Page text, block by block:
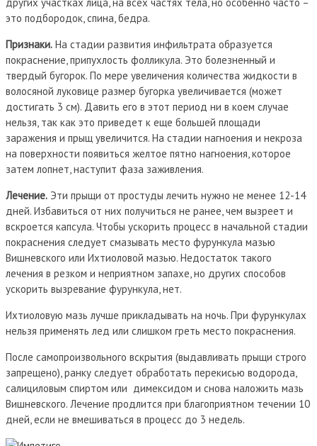
других участках лица, на всех частях тела, но особенно часто –
это подбородок, спина, бедра.
Признаки. На стадии развития инфильтрата образуется
покраснение, припухлость фолликула. Это болезненный и
твердый бугорок. По мере увеличения количества жидкости в
волосяной луковице размер бугорка увеличивается (может
достигать 3 см). Давить его в этот период ни в коем случае
нельзя, так как это приведет к еще большей площади
заражения и прыщ увеличится. На стадии нагноения и некроза
на поверхности появиться желтое пятно нагноения, которое
затем лопнет, наступит фаза заживления.
Лечение. Эти прыщи от простуды лечить нужно не менее 12-14
дней. Избавиться от них получиться не ранее, чем вызреет и
вскроется капсула. Чтобы ускорить процесс в начальной стадии
покраснения следует смазывать место фурункула мазью
Вишневского или Ихтиоловой мазью. Недостаток такого
лечения в резком и неприятном запахе, но других способов
ускорить вызревание фурункула, нет.
Ихтиоловую мазь лучше прикладывать на ночь. При фурункулах
нельзя применять лед или слишком греть место покраснения.
После самопроизвольного вскрытия (выдавливать прыщи строго
запрещено), ранку следует обработать перекисью водорода,
салициловым спиртом или димексидом и снова наложить мазь
Вишневского. Лечение продлится при благоприятном течении 10
дней, если не вмешиваться в процесс до 3 недель.